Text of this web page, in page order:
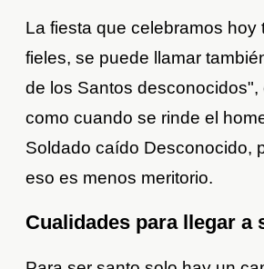
La fiesta que celebramos hoy
fieles, se puede llamar
de los Santos desconocidos",
como cuando se rinde el
Soldado caído Desconocido,
eso es menos meritorio.
Cualidades para llegar a